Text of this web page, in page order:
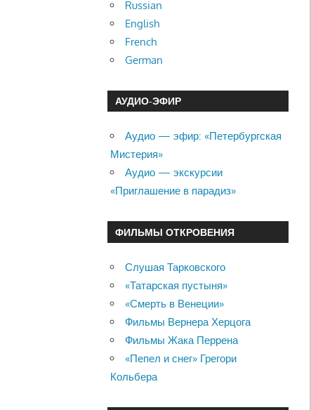
Russian
English
French
German
АУДИО-ЭФИР
Аудио — эфир: «Петербургская
Мистерия»
Аудио — экскурсии
«Приглашение в парадиз»
ФИЛЬМЫ ОТКРОВЕНИЯ
Слушая Тарковского
«Татарская пустыня»
«Смерть в Венеции»
Фильмы Вернера Херцога
Фильмы Жака Перрена
«Пепел и снег» Грегори
Кольбера